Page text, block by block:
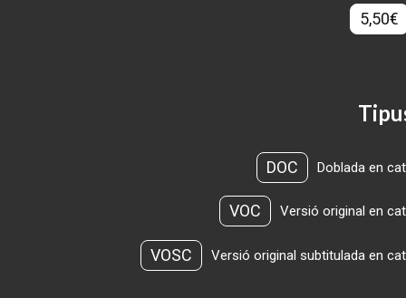
5,50€
DOC Doblada en
VOC Versió original en
VOSC Versió original subtitulada en